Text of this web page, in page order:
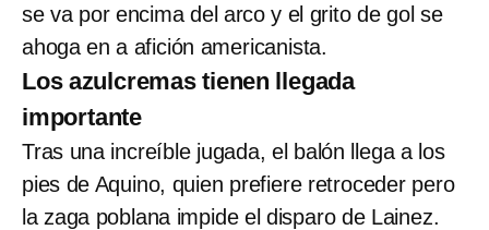
se va por encima del arco y el grito de gol se
ahoga en a afición americanista.
Los azulcremas tienen llegada
importante
Tras una increíble jugada, el balón llega a los
pies de Aquino, quien prefiere retroceder pero
la zaga poblana impide el disparo de Lainez.